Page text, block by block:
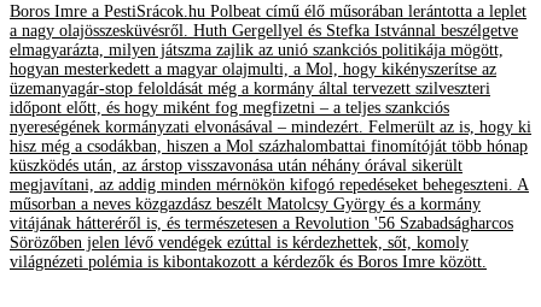
Boros Imre a PestiSrácok.hu Polbeat című élő műsorában lerántotta a leplet
a nagy olajösszesküvésről. Huth Gergellyel és Stefka Istvánnal beszélgetve
elmagyarázta, milyen játszma zajlik az unió szankciós politikája mögött,
hogyan mesterkedett a magyar olajmulti, a Mol, hogy kikényszerítse az
üzemanyagár-stop feloldását még a kormány által tervezett szilveszteri
időpont előtt, és hogy miként fog megfizetni – a teljes szankciós
nyereségének kormányzati elvonásával – mindezért. Felmerült az is, hogy ki
hisz még a csodákban, hiszen a Mol százhalombattai finomítóját több hónap
küszködés után, az árstop visszavonása után néhány órával sikerült
megjavítani, az addig minden mérnökön kifogó repedéseket behegeszteni. A
műsorban a neves közgazdász beszélt Matolcsy György és a kormány
vitájának hátteréről is, és természetesen a Revolution '56 Szabadságharcos
Sörözőben jelen lévő vendégek ezúttal is kérdezhettek, sőt, komoly
világnézeti polémia is kibontakozott a kérdezők és Boros Imre között.